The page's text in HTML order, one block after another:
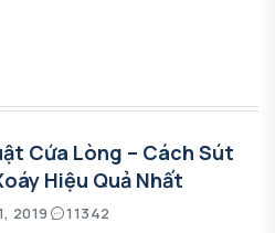
Cứa Lòng – Cách Sút
Hiệu Quả Nhất
2019 11342